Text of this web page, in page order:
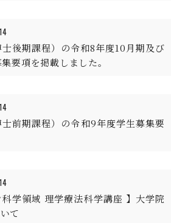
後期課程）の令和8年度10月期及び
要項を掲載しました。
前期課程）の令和9年度学生募集要
科学領域 理学療法科学講座 】大学院
て